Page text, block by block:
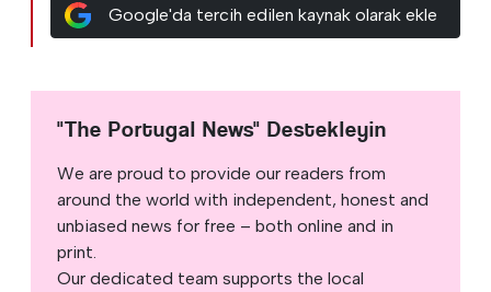
Google'da tercih edilen kaynak olarak ekle
"The Portugal News" Destekleyin
We are proud to provide our readers from
around the world with independent, honest and
unbiased news for free – both online and in
print.
Our dedicated team supports the local